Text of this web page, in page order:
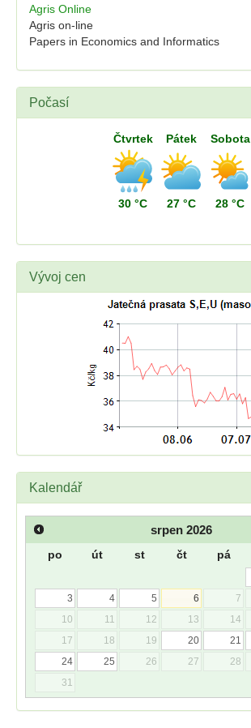
Agris Online
Agris on-line
Papers in Economics and Informatics
Počasí
Čtvrtek
30 °C
Pátek
27 °C
Sobota
28 °C
Vývoj cen
Kalendář
srpen 2026
po út st čt pá
3
4 5 6 7
10
11 12 13 14
17
18 19 20 21
24
25 26 27 28
31